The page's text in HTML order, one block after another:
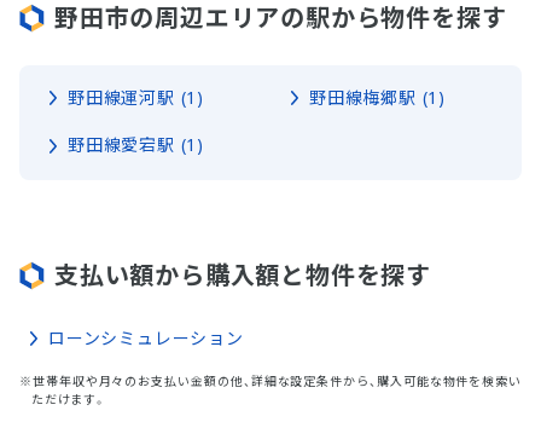
野田市の周辺エリアの駅から物件を探す
野田線運河駅 (1) 野田線梅郷駅 (1)
野田線愛宕駅 (1)
支払い額から購入額と物件を探す
ローンシミュレーション
※世帯年収や月々のお支払い金額の他、詳細な設定条件から、購入可能な物件を検索い
ただけます。